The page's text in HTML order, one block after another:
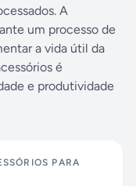
A
um processo de
a vida útil da
é
e produtividade
PARA